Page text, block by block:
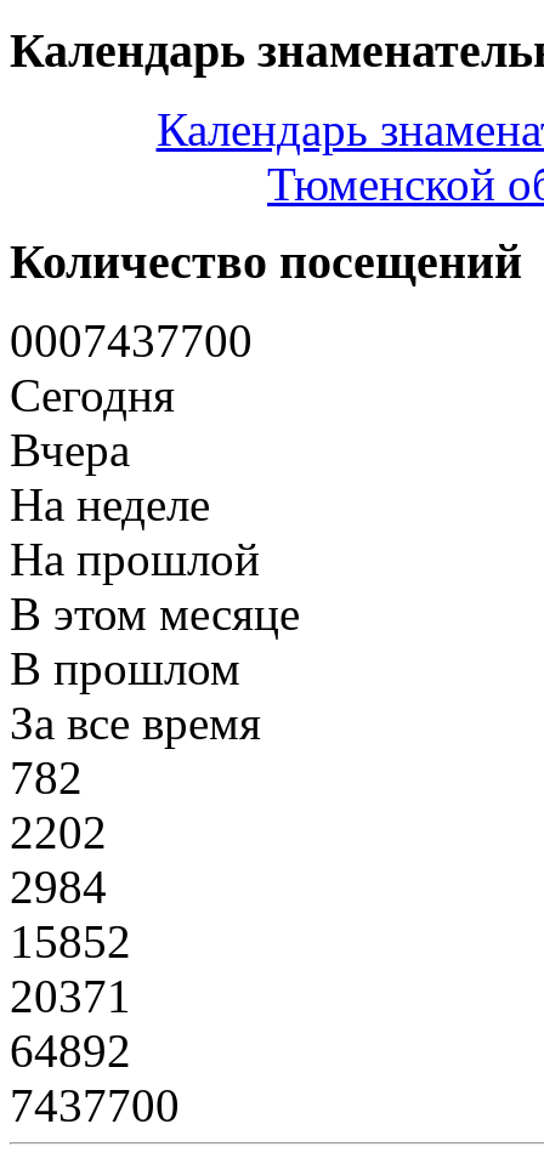
Календарь
Календарь
Тюменской
Количество посещений
0007437700
Сегодня
Вчера
На неделе
На прошлой
В этом месяце
В прошлом
За все время
782
2202
2984
15852
20371
64892
7437700